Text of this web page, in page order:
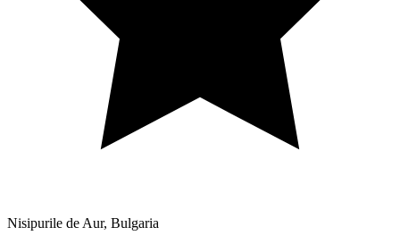
Nisipurile de Aur, Bulgaria